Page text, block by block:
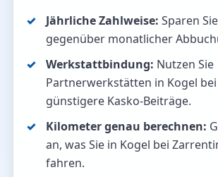
Jährliche Zahlweise: Sparen
gegenüber monatlicher
Werkstattbindung: Nutzen Sie
Partnerwerkstätten in Kogel
günstigere Kasko-Beiträge.
Kilometer genau berechnen:
an, was Sie in Kogel bei
fahren.